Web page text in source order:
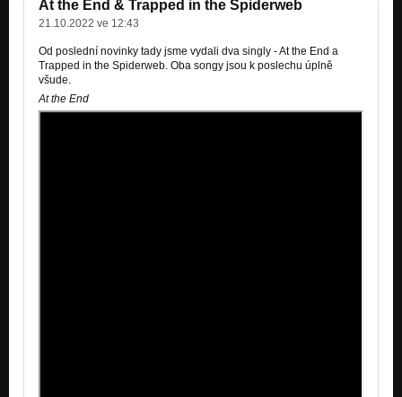
Rough Patch
At the End & Trapped in the Spiderweb
21.10.2022 ve 12:43
Od poslední novinky tady jsme vydali dva singly - At the End a
Trapped in the Spiderweb. Oba songy jsou k poslechu úplně
všude.
At the End